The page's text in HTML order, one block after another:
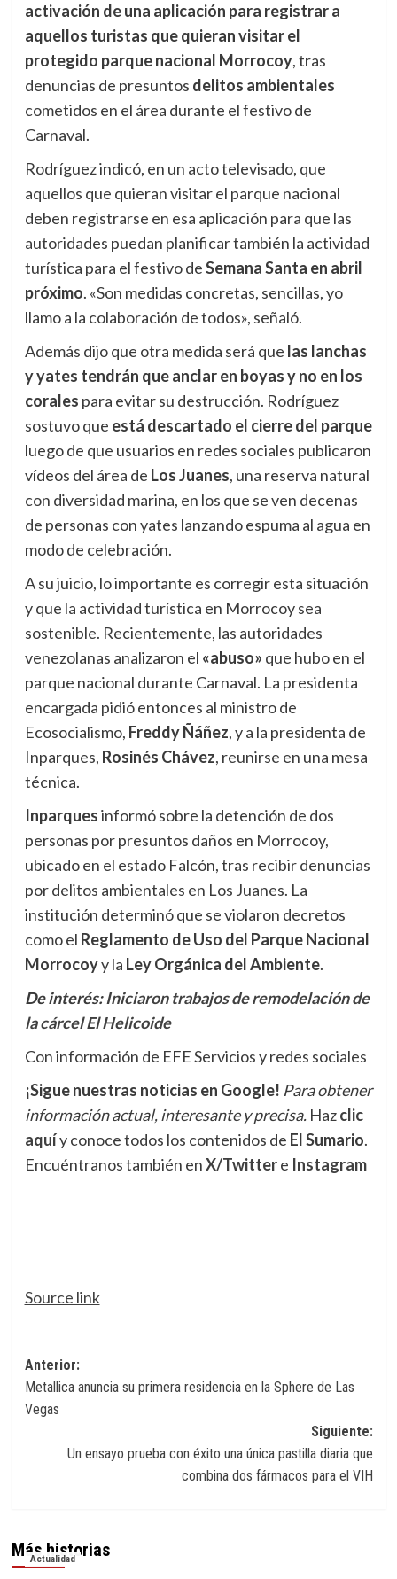
activación de una aplicación para registrar a
aquellos turistas que quieran visitar el
protegido parque nacional Morrocoy, tras
denuncias de presuntos delitos ambientales
cometidos en el área durante el festivo de
Carnaval.
Rodríguez indicó, en un acto televisado, que
aquellos que quieran visitar el parque nacional
deben registrarse en esa aplicación para que las
autoridades puedan planificar también la actividad
turística para el festivo deSemana Santa en abril
próximo. «Son medidas concretas, sencillas, yo
llamo a la colaboración de todos», señaló.
Además dijo que otra medida será que las lanchas
y yates tendrán que anclar en boyas y no en los
corales para evitar su destrucción. Rodríguez
sostuvo que está descartado el cierre del parque
luego de que usuarios en redes sociales publicaron
vídeos del área de Los Juanes, una reserva natural
con diversidad marina, en los que se ven decenas
de personas con yates lanzando espuma al agua en
modo de celebración.
A su juicio, lo importante es corregir esta situación
y que la actividad turística en Morrocoy sea
sostenible. Recientemente, las autoridades
venezolanas analizaron el «abuso» que hubo en el
parque nacional durante Carnaval. La presidenta
encargada pidió entonces al ministro de
Ecosocialismo, Freddy Ñáñez, y a la presidenta de
Inparques, Rosinés Chávez, reunirse en una mesa
técnica.
Inparquesinformó sobre la detención de dos
personas por presuntos daños en Morrocoy,
ubicado en el estado Falcón, tras recibir denuncias
por delitos ambientales en Los Juanes. La
institución determinó que se violaron decretos
como el Reglamento de Uso del Parque Nacional
Morrocoyy la Ley Orgánica del Ambiente.
De interés:Iniciaron trabajos de remodelación de
la cárcel El Helicoide
Con información de EFE Servicios y redes sociales
¡Sigue nuestras noticias en Google! Para obtener
información actual, interesante y precisa.Hazclic
aquíy conoce todos los contenidos de El Sumario.
Encuéntranos también enX/Twittere Instagram
Source link
Navegación
de
entradas
Anterior:
Metallica anuncia su primera residencia en la Sphere de Las
Vegas
Siguiente:
Un ensayo prueba con éxito una única pastilla diaria que
combina dos fármacos para el VIH
Más historias
Actualidad